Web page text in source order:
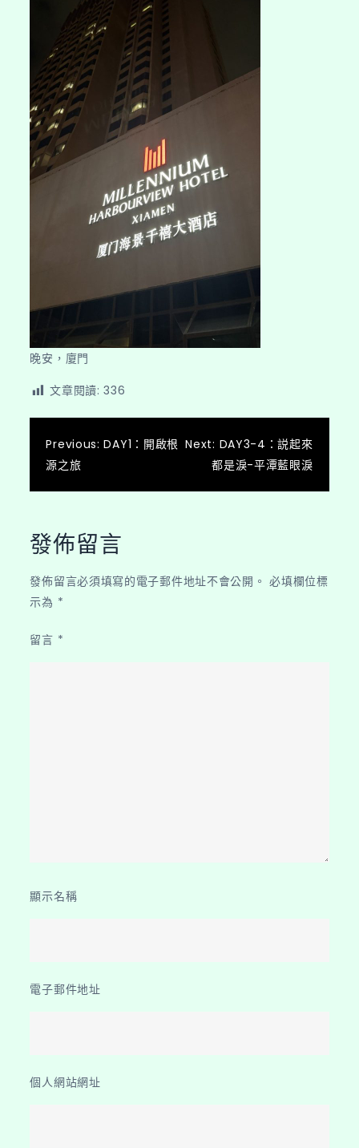
晚安，廈門
文章閱讀: 336
文
章
覽
Previous: DAY1：開啟根
源之旅
Next: DAY3-4：説起來
都是淚-平潭藍眼淚
發佈留言
發佈留言必須填寫的電子郵件地址不會公開。 必填欄位標
示為 *
留言 *
顯示名稱
電子郵件地址
個人網站網址